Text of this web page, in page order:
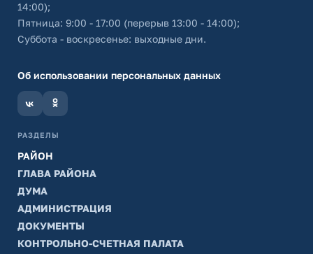
14:00);
Пятница: 9:00 - 17:00 (перерыв 13:00 - 14:00);
Суббота - воскресенье: выходные дни.
Об использовании персональных данных
РАЗДЕЛЫ
РАЙОН
ГЛАВА РАЙОНА
ДУМА
АДМИНИСТРАЦИЯ
ДОКУМЕНТЫ
КОНТРОЛЬНО-СЧЕТНАЯ ПАЛАТА